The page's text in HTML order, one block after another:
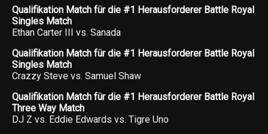
Qualifikation Match für die #1 Herausforderer Battle Royal
Singles Match
Ethan Carter III vs. Sanada
Qualifikation Match für die #1 Herausforderer Battle Royal
Singles Match
Crazzy Steve vs. Samuel Shaw
Qualifikation Match für die #1 Herausforderer Battle Royal
Three Way Match
DJ Z vs. Eddie Edwards vs. Tigre Uno